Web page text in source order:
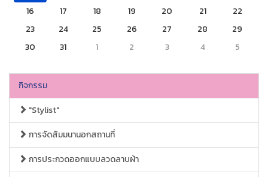
16
17 18 19 20 21
22
23
24 25 26 27 28
29
30
31 1 2 3 4 5
กิจกรรม
"Stylist"
การจัดสัมมนานอกสถานที่
การประกวดออกแบบลวดลาบผ้า